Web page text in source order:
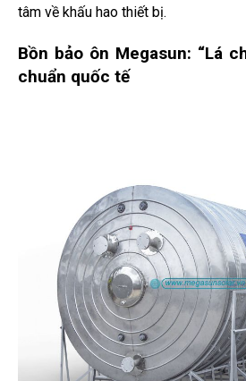
tâm về khấu hao thiết bị.
Bồn bảo ôn Megasun: “Lá
chuẩn quốc tế